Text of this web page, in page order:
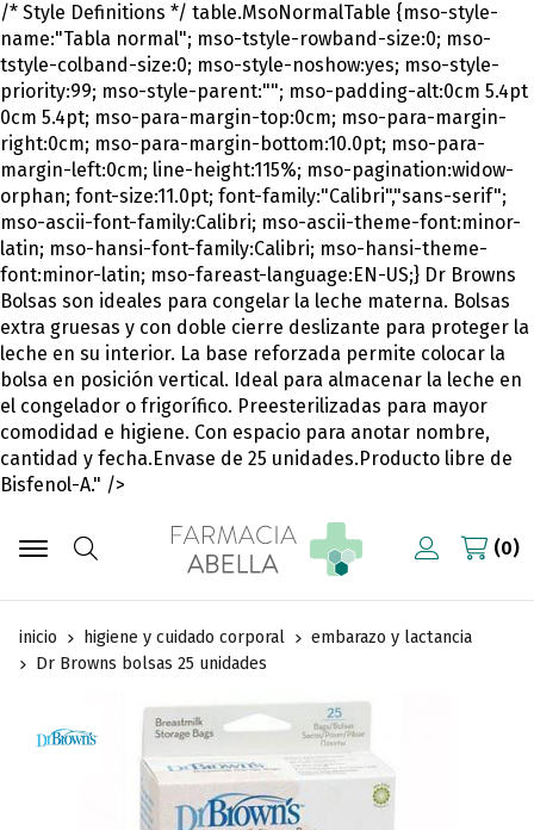
/* Style Definitions */ table.MsoNormalTable {mso-style-
name:"Tabla normal"; mso-tstyle-rowband-size:0; mso-
tstyle-colband-size:0; mso-style-noshow:yes; mso-style-
priority:99; mso-style-parent:""; mso-padding-alt:0cm 5.4pt
0cm 5.4pt; mso-para-margin-top:0cm; mso-para-margin-
right:0cm; mso-para-margin-bottom:10.0pt; mso-para-
margin-left:0cm; line-height:115%; mso-pagination:widow-
orphan; font-size:11.0pt; font-family:"Calibri","sans-serif";
mso-ascii-font-family:Calibri; mso-ascii-theme-font:minor-
latin; mso-hansi-font-family:Calibri; mso-hansi-theme-
font:minor-latin; mso-fareast-language:EN-US;} Dr Browns
Bolsas son ideales para congelar la leche materna. Bolsas
extra gruesas y con doble cierre deslizante para proteger la
leche en su interior. La base reforzada permite colocar la
bolsa en posición vertical. Ideal para almacenar la leche en
el congelador o frigorífico. Preesterilizadas para mayor
comodidad e higiene. Con espacio para anotar nombre,
cantidad y fecha.Envase de 25 unidades.Producto libre de
Bisfenol-A." />
Buscar
0
inicio higiene y cuidado corporal
embarazo y lactancia
Dr Browns bolsas 25 unidades